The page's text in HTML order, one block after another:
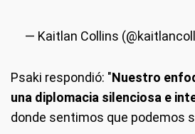
— Kaitlan Collins
Psaki respondió: "Nuestro
una diplomacia silenciosa e
donde sentimos que podemos